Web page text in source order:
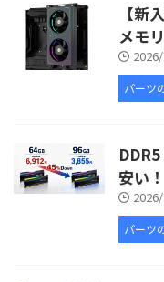
【
メモ
パーツ
安い
パーツ